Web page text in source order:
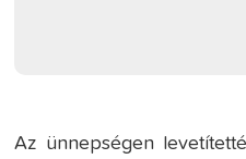
Az ünnepségen